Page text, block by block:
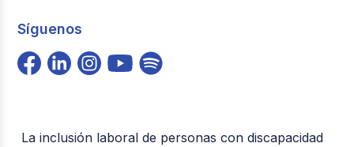
Síguenos
La inclusión laboral de personas con discapacidad